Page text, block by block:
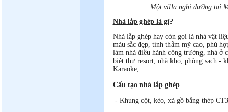
Một villa nghỉ dưỡng tại
Nhà lắp ghép là gì?
Nhà lắp ghép hay còn gọi là nhà vật
màu sắc đẹp, tính thẩm mỹ cao, phù
làm nhà điều hành công trường, nhà ở
biệt thự resort, nhà kho, phòng sạch -
Karaoke,...
Cấu tạo nhà lắp ghép
- Khung cột, kèo, xà gồ bằng thép